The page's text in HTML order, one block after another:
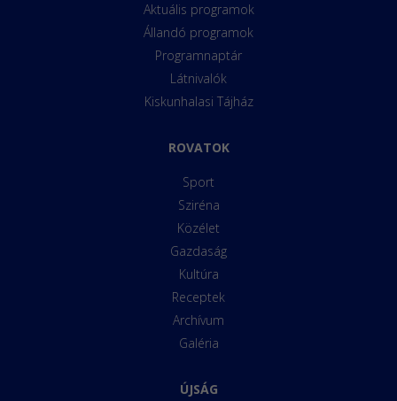
Aktuális programok
Állandó programok
Programnaptár
Látnivalók
Kiskunhalasi Tájház
ROVATOK
Sport
Sziréna
Közélet
Gazdaság
Kultúra
Receptek
Archívum
Galéria
ÚJSÁG